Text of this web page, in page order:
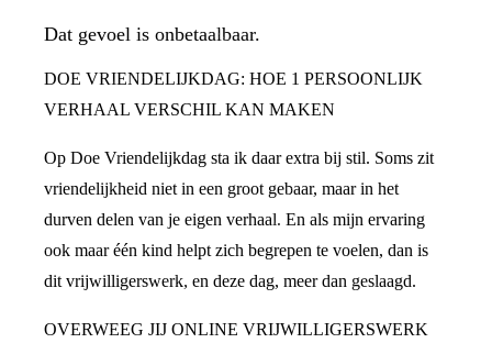
Dat gevoel is onbetaalbaar.
DOE VRIENDELIJKDAG: HOE 1 PERSOONLIJK
VERHAAL VERSCHIL KAN MAKEN
Op Doe Vriendelijkdag sta ik daar extra bij stil. Soms zit
vriendelijkheid niet in een groot gebaar, maar in het
durven delen van je eigen verhaal. En als mijn ervaring
ook maar één kind helpt zich begrepen te voelen, dan is
dit vrijwilligerswerk, en deze dag, meer dan geslaagd.
OVERWEEG JIJ ONLINE VRIJWILLIGERSWERK